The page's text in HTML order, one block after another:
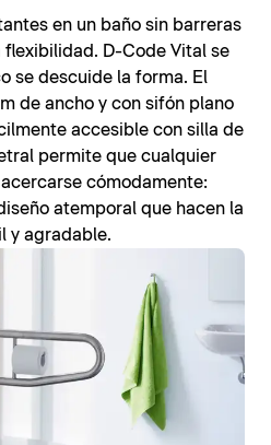
en un baño sin barreras
D-Code Vital se
se descuide la forma. El
de ancho y con sifón plano
accesible con silla de
permite que cualquier
cómodamente:
atemporal que hacen la
y agradable.